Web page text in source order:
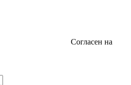
Согласен на